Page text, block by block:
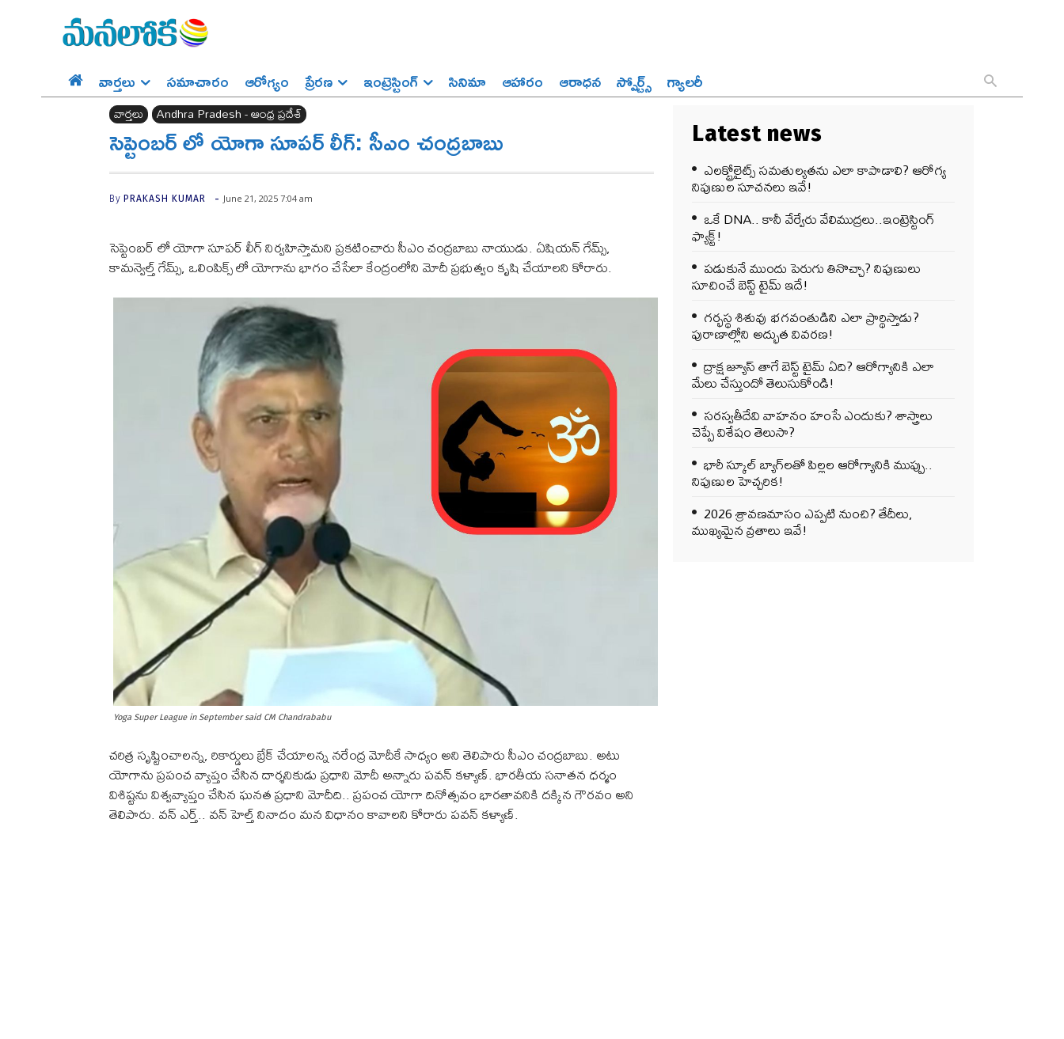
వార్తలు సమాచారం ఆరోగ్యం ప్రేర‌ణ‌ ఇంట్రెస్టింగ్‌ సినిమా ఆహారం ఆరాధన స్పోర్ట్స్‌ గ్యాలరీ
వార్తలు Andhra Pradesh - ఆంధ్ర ప్రదేశ్‌
సెప్టెంబర్ లో యోగా సూపర్ లీగ్: సీఎం చంద్రబాబు
By PRAKASH KUMAR - June 21, 2025 7:04 am
సెప్టెంబర్ లో యోగా సూపర్ లీగ్ నిర్వహిస్తామని ప్రకటించారు సీఎం చంద్రబాబు నాయుడు. ఏషియన్ గేమ్స్,
కామన్వెల్త్ గేమ్స్, ఒలింపిక్స్ లో యోగాను భాగం చేసేలా కేంద్రంలోని మోదీ ప్రభుత్వం కృషి చేయాలని కోరారు.
Yoga Super League in September said CM Chandrababu
చరిత్ర సృష్టించాలన్న, రికార్డులు బ్రేక్ చేయాలన్న నరేంద్ర మోదీకే సాధ్యం అని తెలిపారు సీఎం చంద్రబాబు. అటు
యోగాను ప్రపంచ వ్యాప్తం చేసిన దార్శనికుడు ప్రధాని మోదీ అన్నారు పవన్ కళ్యాణ్. భారతీయ సనాతన ధర్మం
విశిష్టను విశ్వవ్యాప్తం చేసిన ఘనత ప్రధాని మోదీది.. ప్రపంచ యోగా దినోత్సవం భారతావనికి దక్కిన గౌరవం అని
తెలిపారు. వన్ ఎర్త్.. వన్ హెల్త్ నినాదం మన విధానం కావాలని కోరారు పవన్ కళ్యాణ్.
Latest news
ఎలక్ట్రోలైట్స్ సమతుల్యతను ఎలా కాపాడాలి? ఆరోగ్య
నిపుణుల సూచనలు ఇవే!
ఒకే DNA.. కానీ వేర్వేరు వేలిముద్రలు..ఇంట్రెస్టింగ్
ఫ్యాక్ట్!
పడుకునే ముందు పెరుగు తినొచ్చా? నిపుణులు
సూచించే బెస్ట్ టైమ్ ఇదే!
గర్భస్థ శిశువు భగవంతుడిని ఎలా ప్రార్థిస్తాడు?
పురాణాల్లోని అద్భుత వివరణ!
ద్రాక్ష జ్యూస్ తాగే బెస్ట్ టైమ్ ఏది? ఆరోగ్యానికి ఎలా
మేలు చేస్తుందో తెలుసుకోండి!
సరస్వతీదేవి వాహనం హంసే ఎందుకు? శాస్త్రాలు
చెప్పే విశేషం తెలుసా?
భారీ స్కూల్ బ్యాగ్‌లతో పిల్లల ఆరోగ్యానికి ముప్పు..
నిపుణుల హెచ్చరిక!
2026 శ్రావణమాసం ఎప్పటి నుంచి? తేదీలు,
ముఖ్యమైన వ్రతాలు ఇవే!